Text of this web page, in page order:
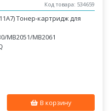
Код товара: 534659
Тонер-картридж для
MB2051/MB2061
В корзину